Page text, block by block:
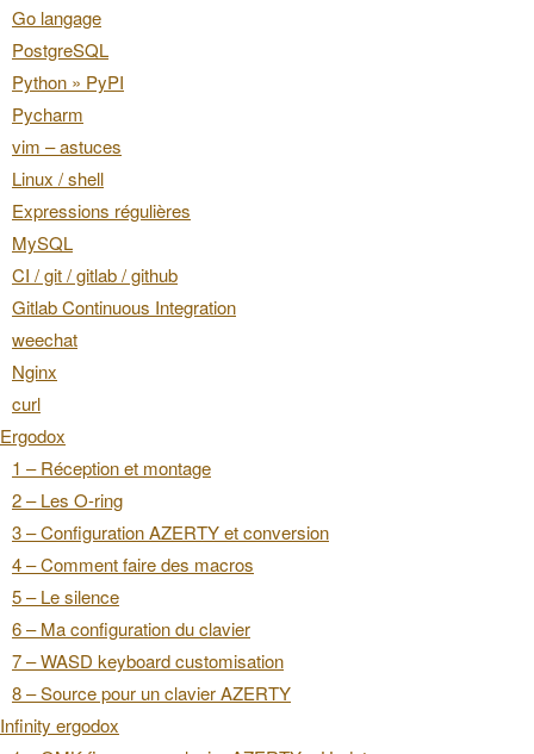
Go langage
PostgreSQL
Python » PyPI
Pycharm
vim – astuces
Linux / shell
Expressions régulières
MySQL
CI / git / gitlab / github
Gitlab Continuous Integration
weechat
Nginx
curl
Ergodox
1 – Réception et montage
2 – Les O-ring
3 – Configuration AZERTY et conversion
4 – Comment faire des macros
5 – Le silence
6 – Ma configuration du clavier
7 – WASD keyboard customisation
8 – Source pour un clavier AZERTY
Infinity ergodox